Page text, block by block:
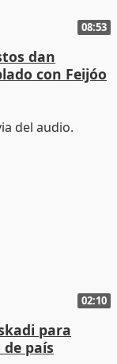
08:53
dan
con Feijóo
02:10
para
país